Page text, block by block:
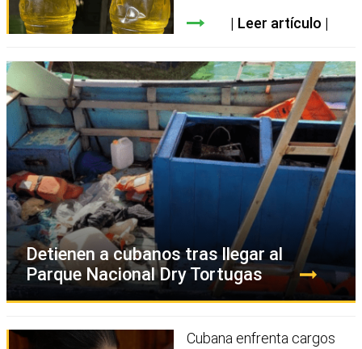
Leer artículo
Detienen a cubanos tras llegar al
Parque Nacional Dry Tortugas
Cubana enfrenta cargos